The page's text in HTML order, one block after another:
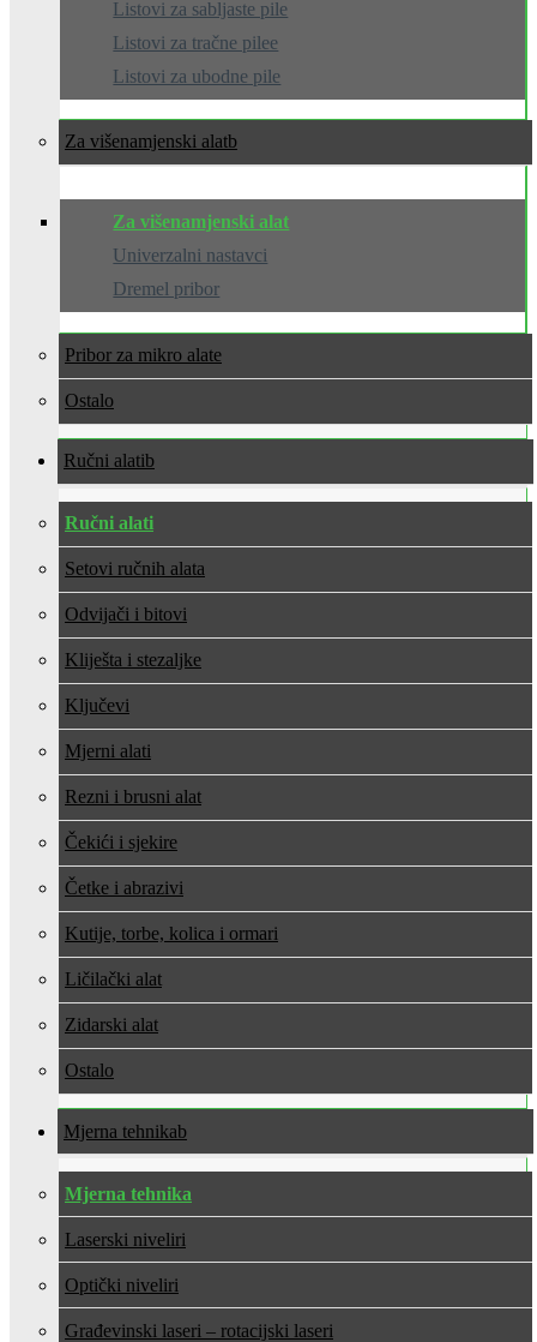
Listovi za sabljaste pile
Listovi za tračne pilee
Listovi za ubodne pile
Za višenamjenski alat
Za višenamjenski alat
Univerzalni nastavci
Dremel pribor
Pribor za mikro alate
Ostalo
Ručni alati
Ručni alati
Setovi ručnih alata
Odvijači i bitovi
Kliješta i stezaljke
Ključevi
Mjerni alati
Rezni i brusni alat
Čekići i sjekire
Četke i abrazivi
Kutije, torbe, kolica i ormari
Ličilački alat
Zidarski alat
Ostalo
Mjerna tehnika
Mjerna tehnika
Laserski niveliri
Optički niveliri
Građevinski laseri – rotacijski laseri